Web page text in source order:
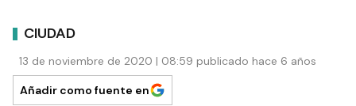
CIUDAD
13 de noviembre de 2020 | 08:59 publicado hace 6 años
Añadir como fuente en